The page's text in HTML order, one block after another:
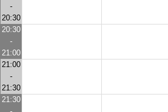
-
20:30
20:30
-
21:00
21:00
-
21:30
21:30